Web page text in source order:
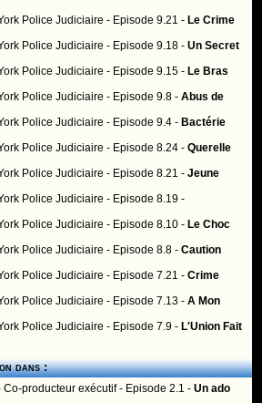
Police Judiciaire - Episode 9.21 - Le Crime
Police Judiciaire - Episode 9.18 -Un Secret
Police Judiciaire - Episode 9.15 - Le Bras
Police Judiciaire - Episode 9.8 -Abus de
Police Judiciaire - Episode 9.4 - Bactérie
Police Judiciaire - Episode 8.24 -Querelle
Police Judiciaire - Episode 8.21 -Jeune
Police Judiciaire - Episode 8.19 -
Police Judiciaire - Episode 8.10 - Le Choc
Police Judiciaire - Episode 8.8 -Caution
Police Judiciaire - Episode 7.21 -Crime
Police Judiciaire - Episode 7.13 -A Mon
Police Judiciaire - Episode 7.9 - L'Union Fait
dans :
Co-producteur exécutif - Episode 2.1 -Un ado